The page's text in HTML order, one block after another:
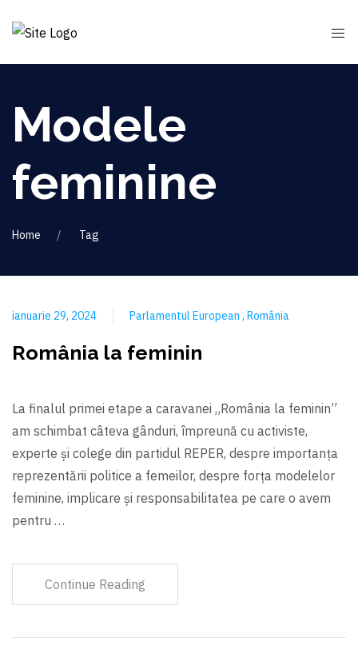
Modele
feminine
Home Tag
ianuarie 29, 2024 Parlamentul European România
România la feminin
La finalul primei etape a caravanei „România la feminin”
am schimbat câteva gânduri, împreună cu activiste,
experte şi colege din partidul REPER, despre importanța
reprezentării politice a femeilor, despre forța modelelor
feminine, implicare și responsabilitatea pe care o avem
pentru …
Continue Reading